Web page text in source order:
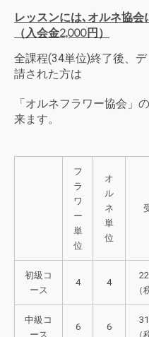
レッスンには､オルネ協会
（入会金2,000円）
全課程(34単位)終了後、
請された方は
「オルネフラワー協会」の
来ます。
フ
ラ
ワ
ー
単
位
オ
ル
ネ
単
位
初級コ
ース
4 4
（
中級コ
ース
6 6
（